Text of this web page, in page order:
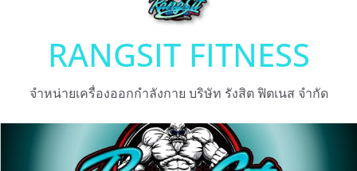
RANGSIT FITNESS
จำหน่ายเครื่องออกกำลังกาย บริษัท รังสิต ฟิตเนส จำกัด